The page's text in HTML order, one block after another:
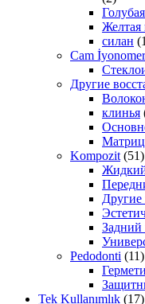
Желтая
силан
Cam İyonomer
Другие
клинья
Kompozit (51)
Задний
Pedodonti (11)
Tek Kullanımlık (17)